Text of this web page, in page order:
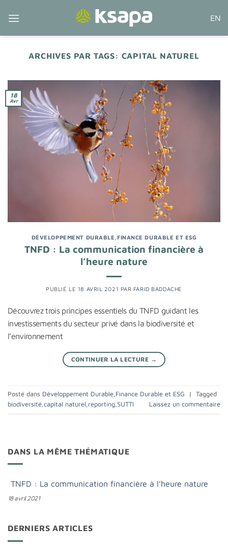
EN
ARCHIVES PAR TAGS: CAPITAL NATUREL
18
Avr
DÉVELOPPEMENT DURABLE FINANCE DURABLE ET ESG
TNFD : La communication financière à
l’heure nature
PUBLIÉ LE 18 AVRIL 2021 PAR FARID BADDACHE
Découvrez trois principes essentiels du TNFD guidant les
investissements du secteur privé dans la biodiversité et
l’environnement
CONTINUER LA LECTURE →
Posté dans Développement Durable,Finance Durable et ESG |
Tagged
biodiversité,capital naturel,reporting,SUTTI Laissez un commentaire
DANS LA MÊME THÉMATIQUE
TNFD : La communication financière à l’heure nature
18 avril 2021
DERNIERS ARTICLES